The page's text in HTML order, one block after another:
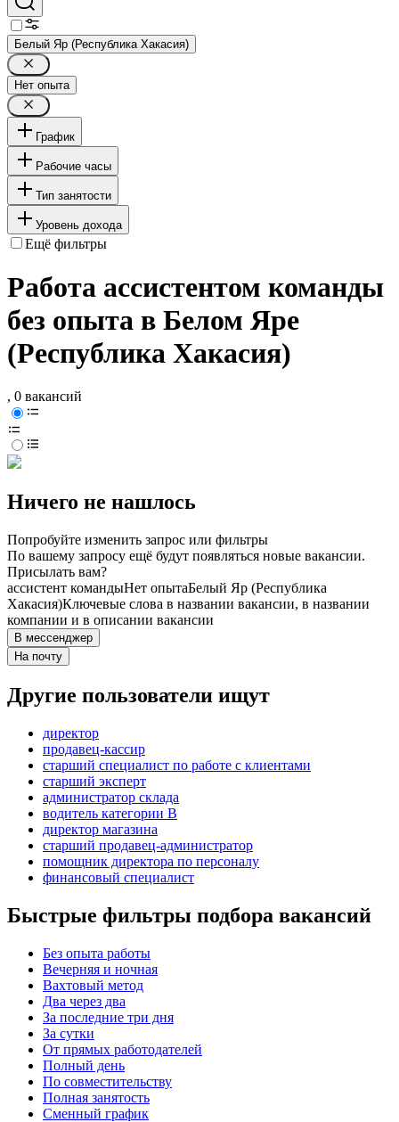
Белый Яр (Республика Хакасия)
Нет опыта
График
Рабочие часы
Тип занятости
Уровень дохода
Ещё фильтры
Работа ассистентом команды
без опыта в Белом Яре
(Республика Хакасия)
, 0 вакансий
Ничего не нашлось
Попробуйте изменить запрос или фильтры
По вашему запросу ещё будут появляться новые вакансии.
Присылать вам?
ассистент командыНет опытаБелый Яр (Республика
Хакасия)Ключевые слова в названии вакансии, в названии
компании и в описании вакансии
В мессенджер
На почту
Другие пользователи ищут
директор
продавец-кассир
старший специалист по работе с клиентами
старший эксперт
администратор склада
водитель категории B
директор магазина
старший продавец-администратор
помощник директора по персоналу
финансовый специалист
Быстрые фильтры подбора вакансий
Без опыта работы
Вечерняя и ночная
Вахтовый метод
Два через два
За последние три дня
За сутки
От прямых работодателей
Полный день
По совместительству
Полная занятость
Сменный график